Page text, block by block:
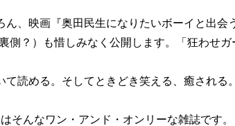
ん、映画『奥田民生になりたいボーイと出会
側？）も惜しみなく公開します。「狂わせガ
て読める。そしてときどき笑える、癒される
はそんなワン・アンド・オンリーな雑誌です。